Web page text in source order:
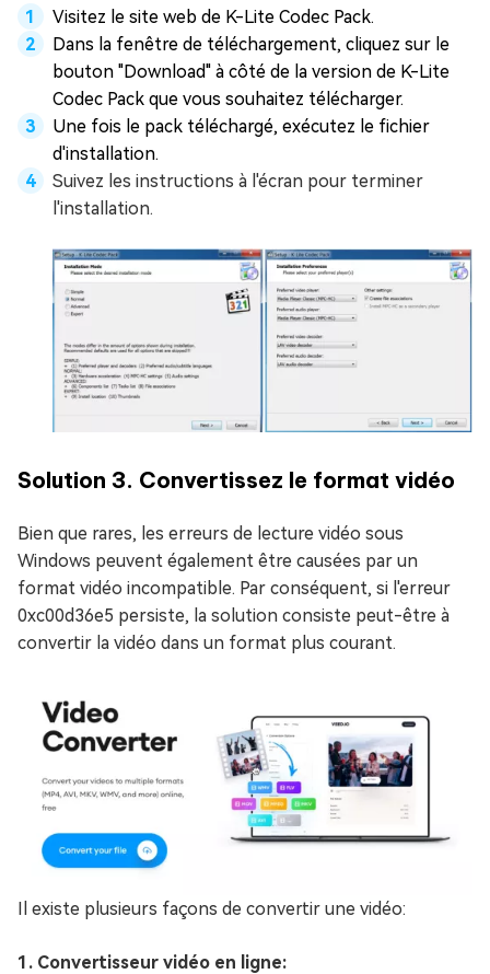
Visitez le site web de K-Lite Codec Pack.
Dans la fenêtre de téléchargement, cliquez sur le
bouton "Download" à côté de la version de K-Lite
Codec Pack que vous souhaitez télécharger.
Une fois le pack téléchargé, exécutez le fichier
d'installation.
Suivez les instructions à l'écran pour terminer
l'installation.
Solution 3. Convertissez le format vidéo
Bien que rares, les erreurs de lecture vidéo sous
Windows peuvent également être causées par un
format vidéo incompatible. Par conséquent, si l'erreur
0xc00d36e5 persiste, la solution consiste peut-être à
convertir la vidéo dans un format plus courant.
Il existe plusieurs façons de convertir une vidéo:
1. Convertisseur vidéo en ligne: